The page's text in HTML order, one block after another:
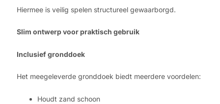
Hiermee is veilig spelen structureel gewaarborgd.
Slim ontwerp voor praktisch gebruik
Inclusief gronddoek
Het meegeleverde gronddoek biedt meerdere voordelen:
Houdt zand schoon